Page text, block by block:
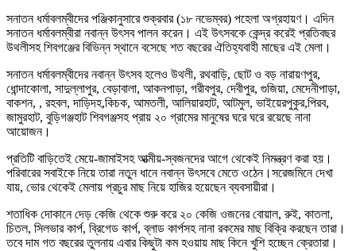
সনাতন ধর্মাবলম্বীদের পঞ্জিকানুসারে শুক্রবার (১৮ নভেম্বর) পহেলা অগ্রহায়ণ। এদিন
সনাতন ধর্মাবলম্বীরা নবান্ন উৎসব পালন করেন। এই উৎসবকে কেন্দ্র করেই প্রতিবছর
উথলীসহ শিবগঞ্জের বিভিন্ন স্থানে বসেছে শত বছরের ঐতিহ্যবাহী মাছের এই মেলা।
সনাতন ধর্মাবলম্বীদের নবান্ন উৎসব হলেও উথলী, রথবাড়ি, ছোট ও বড় নারায়ণপুর,
ধোন্দাকোলা, সাদুল্লাপুর, বেড়াবালা, আকনপাড়া, গরীবপুর, দেবীপুর, গুজিয়া, মেদেনীপাড়া,
বাকশন, , রহবল, দাড়িদহ,কিচক, আমতলী, আলিয়ারহাট, আটমুল, ভাইয়েরপুকুর,পিরব,
জামুরহাট, বুড়িগঞ্জহাট শিবগঞ্জসহ প্রায় ২০ গ্রামের মানুষের ঘরে ঘরে রয়েছে নানা
আয়োজন।
প্রতিটি বাড়িতেই মেয়ে-জামাইসহ আত্মীয়-স্বজনদের আগে থেকেই নিমন্ত্রণ করা হয়।
পরিবারের সবাইকে নিয়ে তারা নতুন ধানে নবান্ন উৎসবে মেতে ওঠেন।সরেজমিনে দেখা
যায়, ভোর থেকেই মেলায় প্রচুর মাছ নিয়ে হাজির হয়েছেন ব্যবসায়ীরা।
শতাধিক দোকানে দেড় কেজি থেকে শুরু করে ২০ কেজি ওজনের বোয়াল, রুই, কাতলা,
চিতল, সিলভার কার্প, ব্রিগেড কার্প, ব্লাড কার্পসহ নানা রকমের মাছ বিক্রি করছেন তারা।
তবে দাম গত বছরের তুলনায় এবার কিছুটা কম হওয়ায় মাছ কিনে খুশি হচ্ছেন ক্রেতারা।